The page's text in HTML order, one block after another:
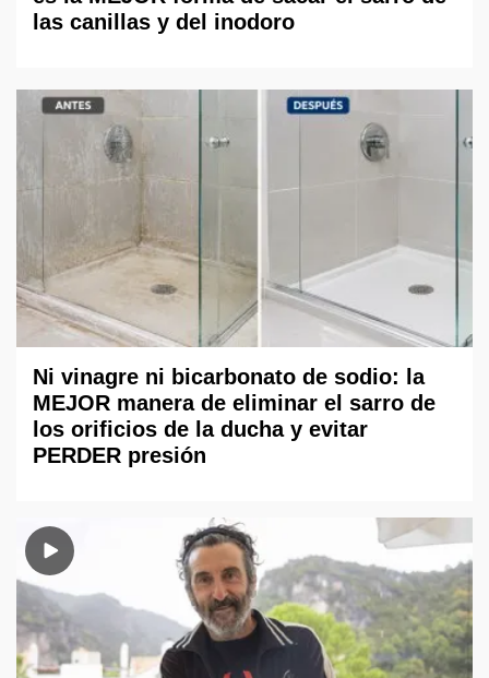
las canillas y del inodoro
Ni vinagre ni bicarbonato de sodio: la
MEJOR manera de eliminar el sarro de
los orificios de la ducha y evitar
PERDER presión